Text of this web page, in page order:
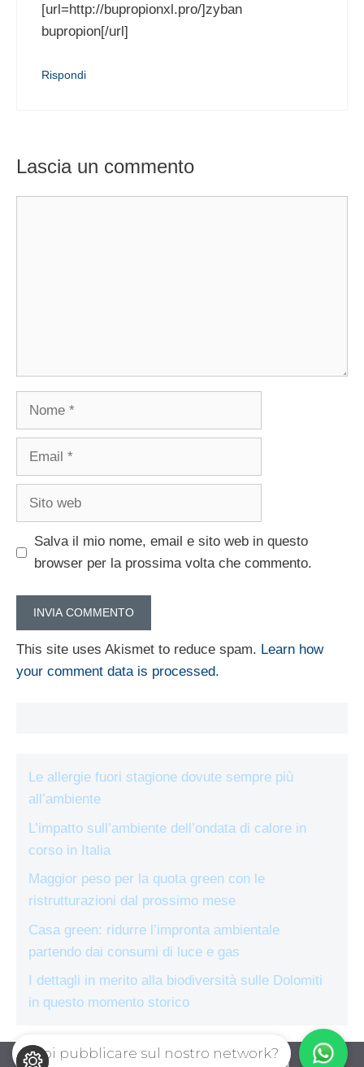
[url=http://bupropionxl.pro/]zyban
bupropion[/url]
Rispondi
Lascia un commento
Nome
Email
Sito
Salva il mio nome, email e sito web in questo
browser per la prossima volta che commento.
This site uses Akismet to reduce spam. Learn how
your comment data is processed.
Le allergie fuori stagione dovute sempre più
all’ambiente
L’impatto sull’ambiente dell’ondata di calore in
corso in Italia
Maggior peso per la quota green con le
ristrutturazioni dal prossimo mese
Casa green: ridurre l’impronta ambientale
partendo dai consumi di luce e gas
I dettagli in merito alla biodiversità sulle Dolomiti
in questo momento storico
Vuoi pubblicare sul nostro network?